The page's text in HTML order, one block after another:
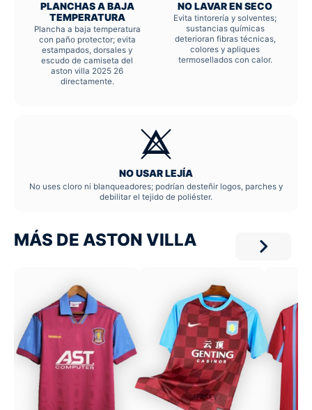
PLANCHAS A BAJA
TEMPERATURA
Plancha a baja temperatura
con paño protector; evita
estampados, dorsales y
escudo de camiseta del
aston villa 2025 26
directamente.
NO LAVAR EN SECO
Evita tintorería y solventes;
sustancias químicas
deterioran fibras técnicas,
colores y apliques
termosellados con calor.
NO USAR LEJÍA
No uses cloro ni blanqueadores; podrían desteñir logos, parches y
debilitar el tejido de poliéster.
MÁS DE ASTON VILLA